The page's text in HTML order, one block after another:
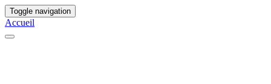
Toggle navigation
Accueil